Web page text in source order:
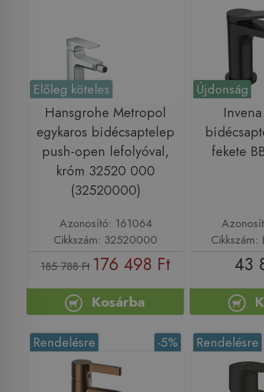
Előleg köteles
Hansgrohe Metropol
egykaros bidécsaptelep
push-open lefolyóval,
króm 32520 000
(32520000)
Azonosító: 161064
Cikkszám: 32520000
185 788 Ft 176 498 Ft
Kosárba
Újdonság
fekete
43
-5%
Rendelésre Rendelésre